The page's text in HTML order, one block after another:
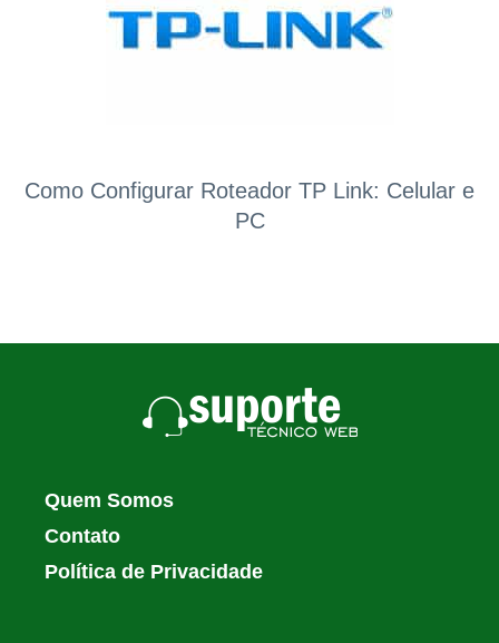
Como Configurar Roteador TP Link: Celular e
PC
Quem Somos
Contato
Política de Privacidade